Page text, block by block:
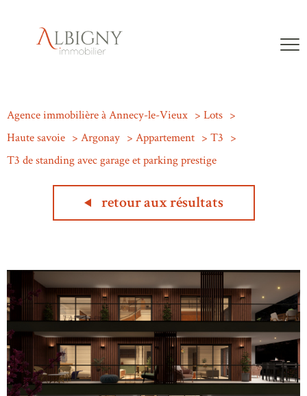
Agence immobilière à Annecy-le-Vieux
Lots
Haute savoie
Argonay Appartement
T3
T3 de standing avec garage et parking prestige
retour aux résultats